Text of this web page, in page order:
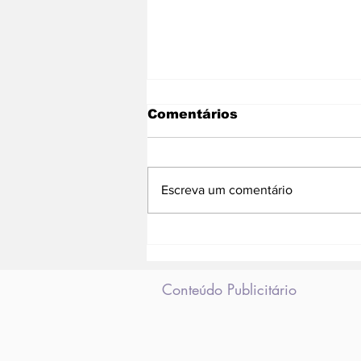
Comentários
Escreva um comentário
Conteúdo Publicitário